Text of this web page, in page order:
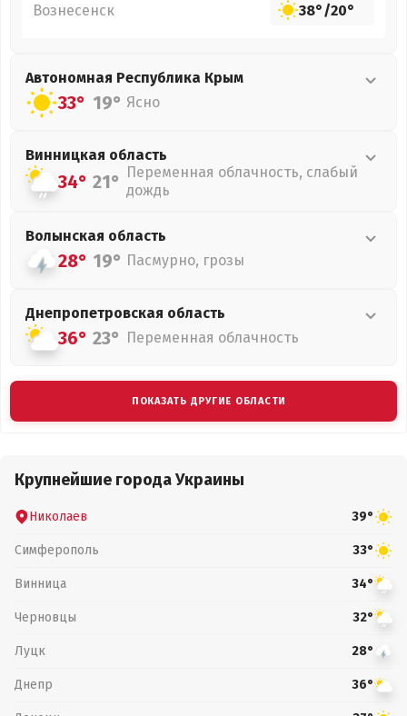
Вознесенск 38°/20°
Автономная Республика Крым
33° 19° Ясно
Винницкая область
34° 21° Переменная облачность, слабый
дождь
Волынская область
28° 19° Пасмурно, грозы
Днепропетровская область
36° 23° Переменная облачность
ПОКАЗАТЬ ДРУГИЕ ОБЛАСТИ
Крупнейшие города Украины
Николаев 39°
Симферополь 33°
Винница 34°
Черновцы 32°
Луцк 28°
Днепр 36°